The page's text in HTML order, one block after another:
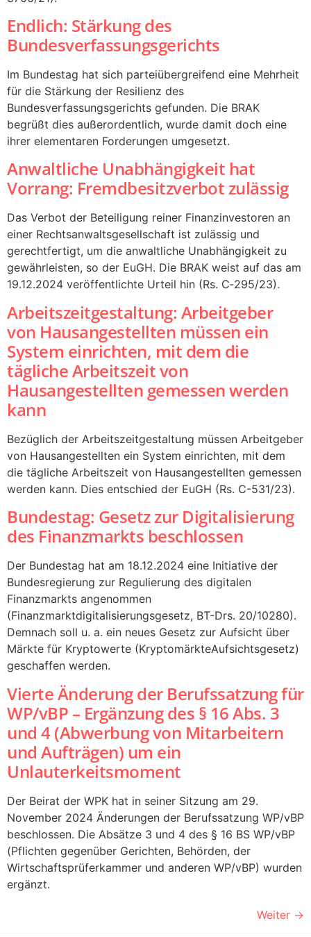
Endlich: Stärkung des
Bundesverfassungsgerichts
Im Bundestag hat sich parteiübergreifend eine Mehrheit
für die Stärkung der Resilienz des
Bundesverfassungsgerichts gefunden. Die BRAK
begrüßt dies außerordentlich, wurde damit doch eine
ihrer elementaren Forderungen umgesetzt.
Anwaltliche Unabhängigkeit hat
Vorrang: Fremdbesitzverbot zulässig
Das Verbot der Beteiligung reiner Finanzinvestoren an
einer Rechtsanwaltsgesellschaft ist zulässig und
gerechtfertigt, um die anwaltliche Unabhängigkeit zu
gewährleisten, so der EuGH. Die BRAK weist auf das am
19.12.2024 veröffentlichte Urteil hin (Rs. C‑295/23).
Arbeitszeitgestaltung: Arbeitgeber
von Hausangestellten müssen ein
System einrichten, mit dem die
tägliche Arbeitszeit von
Hausangestellten gemessen werden
kann
Bezüglich der Arbeitszeitgestaltung müssen Arbeitgeber
von Hausangestellten ein System einrichten, mit dem
die tägliche Arbeitszeit von Hausangestellten gemessen
werden kann. Dies entschied der EuGH (Rs. C-531/23).
Bundestag: Gesetz zur Digitalisierung
des Finanzmarkts beschlossen
Der Bundestag hat am 18.12.2024 eine Initiative der
Bundesregierung zur Regulierung des digitalen
Finanzmarkts angenommen
(Finanzmarktdigitalisierungsgesetz, BT-Drs. 20/10280).
Demnach soll u. a. ein neues Gesetz zur Aufsicht über
Märkte für Kryptowerte (KryptomärkteAufsichtsgesetz)
geschaffen werden.
Vierte Änderung der Berufssatzung für
WP/vBP – Ergänzung des § 16 Abs. 3
und 4 (Abwerbung von Mitarbeitern
und Aufträgen) um ein
Unlauterkeitsmoment
Der Beirat der WPK hat in seiner Sitzung am 29.
November 2024 Änderungen der Berufssatzung WP/vBP
beschlossen. Die Absätze 3 und 4 des § 16 BS WP/vBP
(Pflichten gegenüber Gerichten, Behörden, der
Wirtschaftsprüferkammer und anderen WP/vBP) wurden
ergänzt.
Weiter →